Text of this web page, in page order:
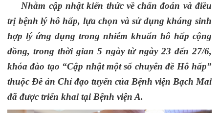
Nhằm cập nhật kiến thức về chẩn đoán và điều
trị bệnh lý hô hấp, lựa chọn và sử dụng kháng sinh
hợp lý ứng dụng trong nhiễm khuẩn hô hấp cộng
đồng, trong thời gian 5 ngày từ ngày 23 đến 27/6,
khóa đào tạo “Cập nhật một số chuyên đề Hô hấp”
thuộc Đề án Chỉ đạo tuyến của Bệnh viện Bạch Mai
đã được triển khai tại Bệnh viện A.